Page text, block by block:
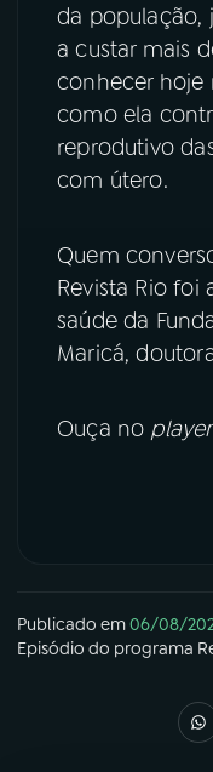
da população,
a custar mais
conhecer hoje
como ela
reprodutivo
com útero.
Quem
Revista Rio foi
saúde da
Maricá,
Ouça no
Publicado em06/08/
Episódio do programa